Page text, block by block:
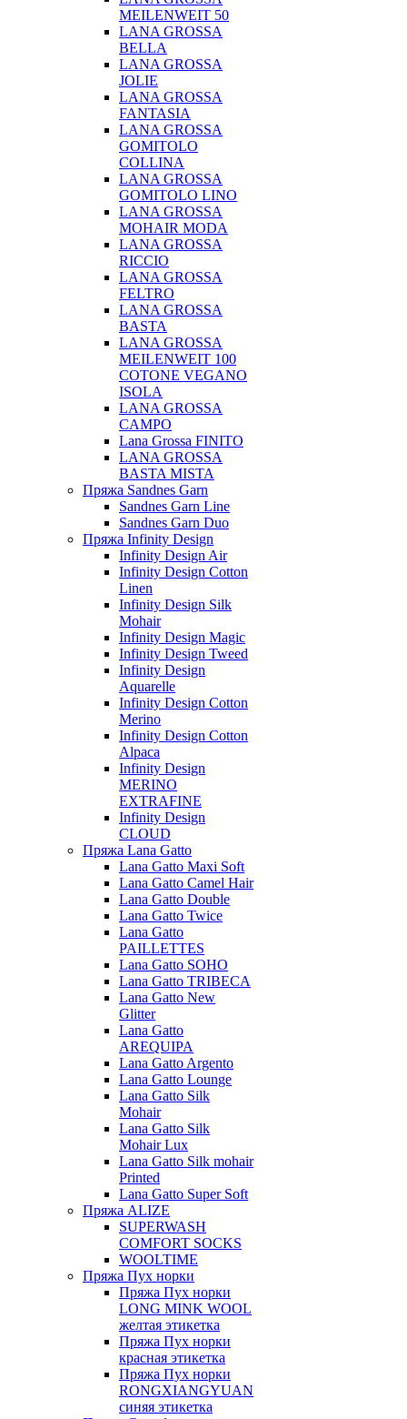
MEILENWEIT 50
LANA GROSSA
BELLA
LANA GROSSA
JOLIE
LANA GROSSA
FANTASIA
LANA GROSSA
GOMITOLO
COLLINA
LANA GROSSA
GOMITOLO LINO
LANA GROSSA
MOHAIR MODA
LANA GROSSA
RICCIO
LANA GROSSA
FELTRO
LANA GROSSA
BASTA
LANA GROSSA
MEILENWEIT 100
COTONE VEGANO
ISOLA
LANA GROSSA
CAMPO
Lana Grossa FINITO
LANA GROSSA
BASTA MISTA
Пряжа Sandnes Garn
Sandnes Garn Line
Sandnes Garn Duo
Пряжа Infinity Design
Infinity Design Air
Infinity Design Cotton
Linen
Infinity Design Silk
Mohair
Infinity Design Magic
Infinity Design Tweed
Infinity Design
Aquarelle
Infinity Design Cotton
Merino
Infinity Design Cotton
Alpaca
Infinity Design
MERINO
EXTRAFINE
Infinity Design
CLOUD
Пряжа Lana Gatto
Lana Gatto Maxi Soft
Lana Gatto Camel Hair
Lana Gatto Double
Lana Gatto Twice
Lana Gatto
PAILLETTES
Lana Gatto SOHO
Lana Gatto TRIBECA
Lana Gatto New
Glitter
Lana Gatto
AREQUIPA
Lana Gatto Argento
Lana Gatto Lounge
Lana Gatto Silk
Mohair
Lana Gatto Silk
Mohair Lux
Lana Gatto Silk mohair
Printed
Lana Gatto Super Soft
Пряжа ALIZE
SUPERWASH
COMFORT SOCKS
WOOLTIME
Пряжа Пух норки
Пряжа Пух норки
LONG MINK WOOL
желтая этикетка
Пряжа Пух норки
красная этикетка
Пряжа Пух норки
RONGXIANGYUAN
синяя этикетка